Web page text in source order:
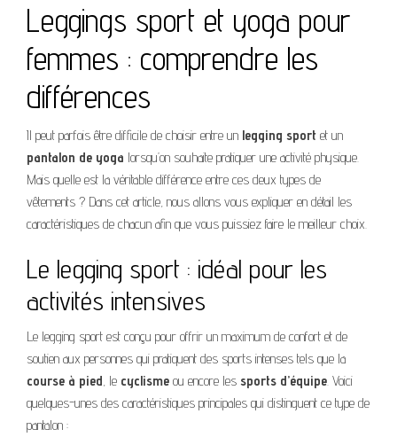
Leggings sport et yoga pour
femmes : comprendre les
différences
Il peut parfois être difficile de choisir entre un legging sport et un
pantalon de yoga lorsqu’on souhaite pratiquer une activité physique.
Mais quelle est la véritable différence entre ces deux types de
vêtements ? Dans cet article, nous allons vous expliquer en détail les
caractéristiques de chacun afin que vous puissiez faire le meilleur choix.
Le legging sport : idéal pour les
activités intensives
Le legging sport est conçu pour offrir un maximum de confort et de
soutien aux personnes qui pratiquent des sports intenses tels que la
course à pied, le cyclisme ou encore les sports d’équipe. Voici
quelques-unes des caractéristiques principales qui distinguent ce type de
pantalon :